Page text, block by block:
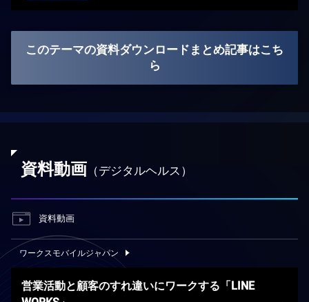
このテーマの資料ダウンロードまとめ記事はこち
ら
資料動画 （デジタルヘルス）
資料動画
ワークスモバイルジャパン
営業活動と顧客のすれ違いにワークする「LINE